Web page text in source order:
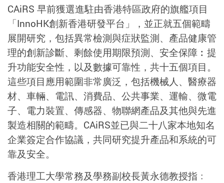
CAiRS 早前獲選進駐由香港特區政府的旗艦項目
「InnoHK創新香港研發平台」，並正就五個範疇
展開研究，包括異常檢測與症狀監測、產品健康管
理的創新診斷、剩餘使用期限預測、安全保障︰提
升功能安全性，以及數據可靠性，共十五個項目。
這些項目應用範圍非常廣泛，包括機械人、醫療器
材、車輛、電訊、消費品、公共事業、運輸、微電
子、電力裝置、傳感器、物聯網產品及其他與先進
製造相關的範疇。CAiRS並已與二十八家本地知名
企業簽定合作協議，共同研究提升產品和系統的可
靠及安全。
香港理工大學常務及學務副校長黃永德教授指﹕